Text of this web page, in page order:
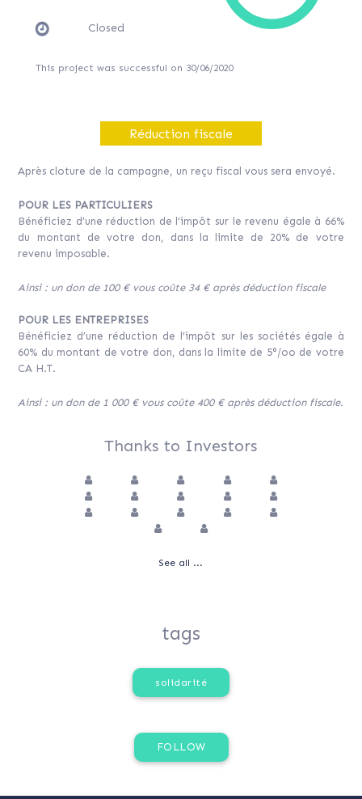
Closed
This project was successful on 30/06/2020
Réduction fiscale
Après cloture de la campagne, un reçu fiscal vous sera envoyé.
POUR LES PARTICULIERS
Bénéficiez d’une réduction de l’impôt sur le revenu égale à 66%
du montant de votre don, dans la limite de 20% de votre
revenu imposable.
Ainsi : un don de 100 € vous coûte 34 € après déduction fiscale
POUR LES ENTREPRISES
Bénéficiez d’une réduction de l’impôt sur les sociétés égale à
60% du montant de votre don, dans la limite de 5°/oo de votre
CA H.T.
Ainsi : un don de 1 000 € vous coûte 400 € après déduction fiscale.
Thanks to Investors
See all ...
tags
solidarité